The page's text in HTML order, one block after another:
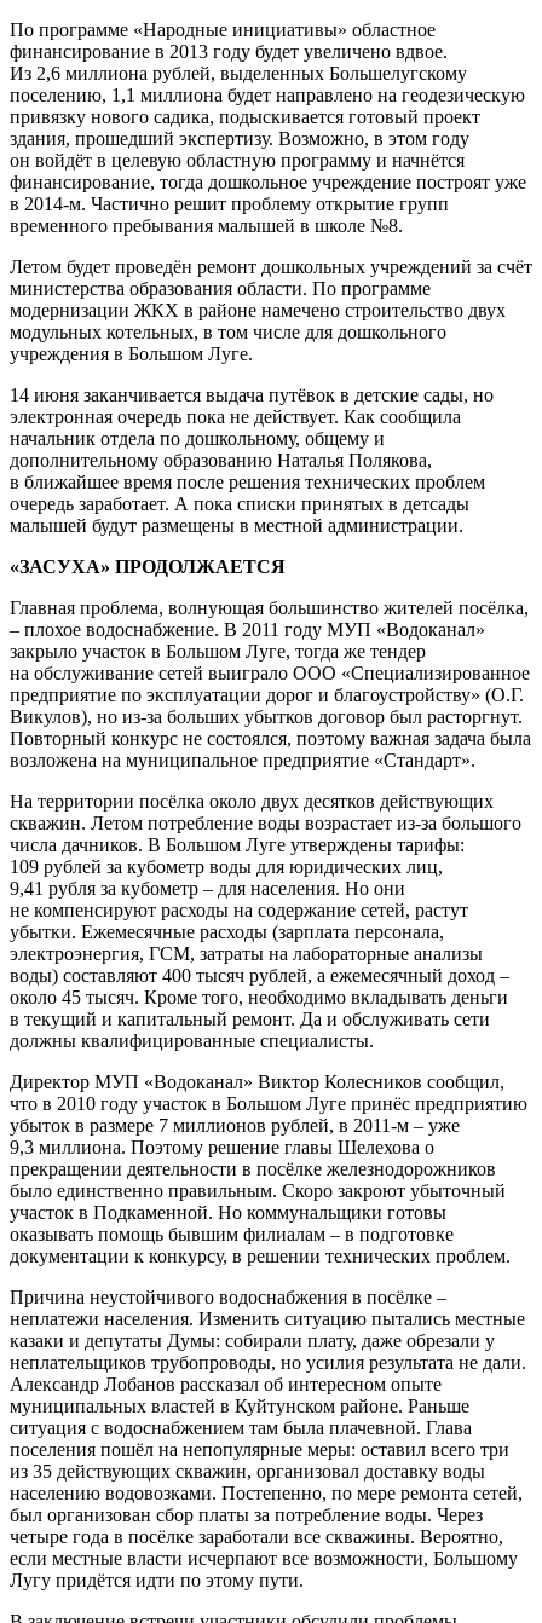
По программе «Народные инициативы» областное
финансирование в 2013 году будет увеличено вдвое.
Из 2,6 миллиона рублей, выделенных Большелугскому
поселению, 1,1 миллиона будет направлено на геодезическую
привязку нового садика, подыскивается готовый проект
здания, прошедший экспертизу. Возможно, в этом году
он войдёт в целевую областную программу и начнётся
финансирование, тогда дошкольное учреждение построят уже
в 2014-м. Частично решит проблему открытие групп
временного пребывания малышей в школе №8.
Летом будет проведён ремонт дошкольных учреждений за счёт
министерства образования области. По программе
модернизации ЖКХ в районе намечено строительство двух
модульных котельных, в том числе для дошкольного
учреждения в Большом Луге.
14 июня заканчивается выдача путёвок в детские сады, но
электронная очередь пока не действует. Как сообщила
начальник отдела по дошкольному, общему и
дополнительному образованию Наталья Полякова,
в ближайшее время после решения технических проблем
очередь заработает. А пока списки принятых в детсады
малышей будут размещены в местной администрации.
«ЗАСУХА» ПРОДОЛЖАЕТСЯ
Главная проблема, волнующая большинство жителей посёлка,
– плохое водоснабжение. В 2011 году МУП «Водоканал»
закрыло участок в Большом Луге, тогда же тендер
на обслуживание сетей выиграло ООО «Специализированное
предприятие по эксплуатации дорог и благоустройству» (О.Г.
Викулов), но из-за больших убытков договор был расторгнут.
Повторный конкурс не состоялся, поэтому важная задача была
возложена на муниципальное предприятие «Стандарт».
На территории посёлка около двух десятков действующих
скважин. Летом потребление воды возрастает из-за большого
числа дачников. В Большом Луге утверждены тарифы:
109 рублей за кубометр воды для юридических лиц,
9,41 рубля за кубометр – для населения. Но они
не компенсируют расходы на содержание сетей, растут
убытки. Ежемесячные расходы (зарплата персонала,
электроэнергия, ГСМ, затраты на лабораторные анализы
воды) составляют 400 тысяч рублей, а ежемесячный доход –
около 45 тысяч. Кроме того, необходимо вкладывать деньги
в текущий и капитальный ремонт. Да и обслуживать сети
должны квалифицированные специалисты.
Директор МУП «Водоканал» Виктор Колесников сообщил,
что в 2010 году участок в Большом Луге принёс предприятию
убыток в размере 7 миллионов рублей, в 2011-м – уже
9,3 миллиона. Поэтому решение главы Шелехова о
прекращении деятельности в посёлке железнодорожников
было единственно правильным. Скоро закроют убыточный
участок в Подкаменной. Но коммунальщики готовы
оказывать помощь бывшим филиалам – в подготовке
документации к конкурсу, в решении технических проблем.
Причина неустойчивого водоснабжения в посёлке –
неплатежи населения. Изменить ситуацию пытались местные
казаки и депутаты Думы: собирали плату, даже обрезали у
неплательщиков трубопроводы, но усилия результата не дали.
Александр Лобанов рассказал об интересном опыте
муниципальных властей в Куйтунском районе. Раньше
ситуация с водоснабжением там была плачевной. Глава
поселения пошёл на непопулярные меры: оставил всего три
из 35 действующих скважин, организовал доставку воды
населению водовозками. Постепенно, по мере ремонта сетей,
был организован сбор платы за потребление воды. Через
четыре года в посёлке заработали все скважины. Вероятно,
если местные власти исчерпают все возможности, Большому
Лугу придётся идти по этому пути.